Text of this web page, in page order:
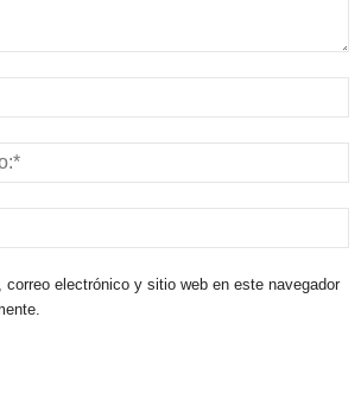
correo electrónico y sitio web en este navegador